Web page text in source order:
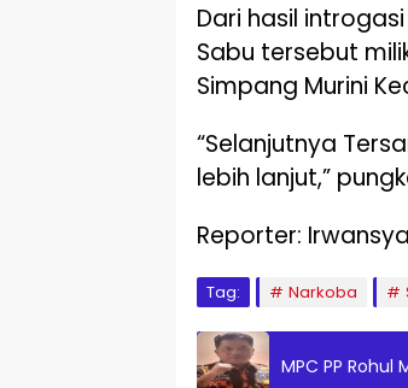
Dari hasil
Sabu tersebut
Simpang Murini
“Selanjutnya
lebih lanjut,”
Reporter:
Tag: Narkoba
MPC PP